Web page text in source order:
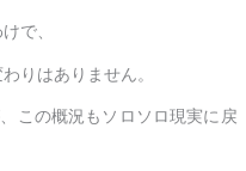
で、
りはありません。
この概況もソロソロ現実に戻